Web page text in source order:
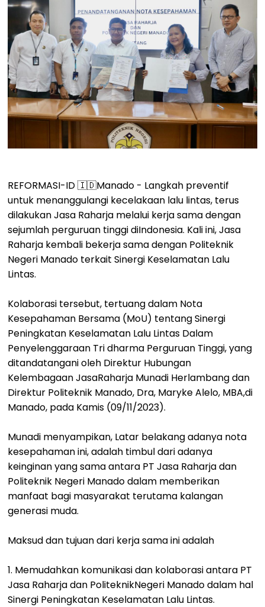
REFORMASI-ID 🇮🇩Manado - Langkah preventif
untuk menanggulangi kecelakaan lalu lintas, terus
dilakukan Jasa Raharja melalui kerja sama dengan
sejumlah perguruan tinggi diIndonesia. Kali ini, Jasa
Raharja kembali bekerja sama dengan Politeknik
Negeri Manado terkait Sinergi Keselamatan Lalu
Lintas.
Kolaborasi tersebut, tertuang dalam Nota
Kesepahaman Bersama (MoU) tentang Sinergi
Peningkatan Keselamatan Lalu Lintas Dalam
Penyelenggaraan Tri dharma Perguruan Tinggi, yang
ditandatangani oleh Direktur Hubungan
Kelembagaan JasaRaharja Munadi Herlambang dan
Direktur Politeknik Manado, Dra, Maryke Alelo, MBA,di
Manado, pada Kamis (09/11/2023).
Munadi menyampikan, Latar belakang adanya nota
kesepahaman ini, adalah timbul dari adanya
keinginan yang sama antara PT Jasa Raharja dan
Politeknik Negeri Manado dalam memberikan
manfaat bagi masyarakat terutama kalangan
generasi muda.
Maksud dan tujuan dari kerja sama ini adalah
1. Memudahkan komunikasi dan kolaborasi antara PT
Jasa Raharja dan PoliteknikNegeri Manado dalam hal
Sinergi Peningkatan Keselamatan Lalu Lintas.